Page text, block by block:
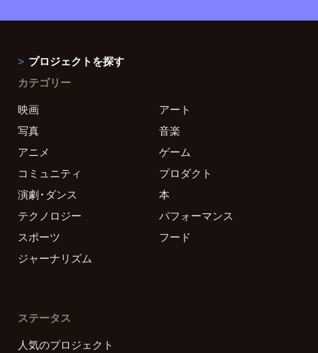
プロジェクトを探す
カテゴリー
映画
アート
写真
音楽
アニメ
ゲーム
コミュニティ
プロダクト
演劇・ダンス
本
テクノロジー
パフォーマンス
スポーツ
フード
ジャーナリズム
ステータス
人気のプロジェクト